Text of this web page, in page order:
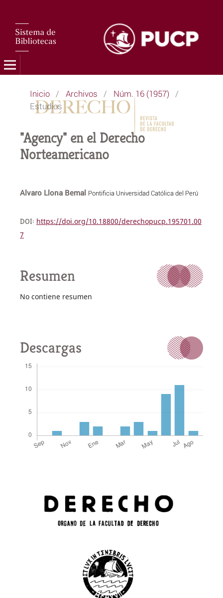
Inicio / Archivos / Núm. 16 (1957) /
Estudios
"Agency" en el Derecho
Norteamericano
Alvaro Llona Bemal Pontificia Universidad Católica del Perú
DOI: https://doi.org/10.18800/derechopucp.195701.00
7
Resumen
No contiene resumen
Descargas